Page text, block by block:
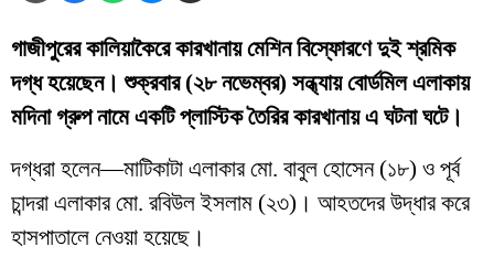
গাজীপুরের কালিয়াকৈরে কারখানায় মেশিন বিস্ফোরণে দুই শ্রমিক
দগ্ধ হয়েছেন। শুক্রবার (২৮ নভেম্বর) সন্ধ্যায় বোর্ডমিল এলাকায়
মদিনা গ্রুপ নামে একটি প্লাস্টিক তৈরির কারখানায় এ ঘটনা ঘটে।
দগ্ধরা হলেন—মাটিকাটা এলাকার মো. বাবুল হোসেন (১৮) ও পূর্ব
চান্দরা এলাকার মো. রবিউল ইসলাম (২৩)। আহতদের উদ্ধার করে
হাসপাতালে নেওয়া হয়েছে।